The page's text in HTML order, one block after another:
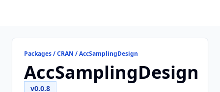
Packages / CRAN / AccSamplingDesign
AccSamplingDesign
v0.0.8